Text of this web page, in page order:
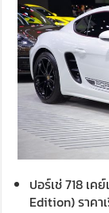
ปอร์เช่ 718 เ
Edition) ราคา